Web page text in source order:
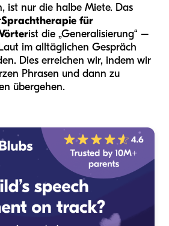
ist nur die halbe Miete. Das
Sprachtherapie für
ist die „Generalisierung“ –
im alltäglichen Gespräch
Dies erreichen wir, indem wir
Phrasen und dann zu
übergehen.